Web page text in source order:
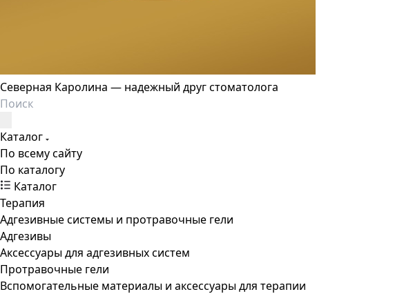
Северная Каролина — надежный друг стоматолога
Каталог
По всему сайту
По каталогу
Каталог
Терапия
Адгезивные системы и протравочные гели
Адгезивы
Аксессуары для адгезивных систем
Протравочные гели
Вспомогательные материалы и аксессуары для терапии